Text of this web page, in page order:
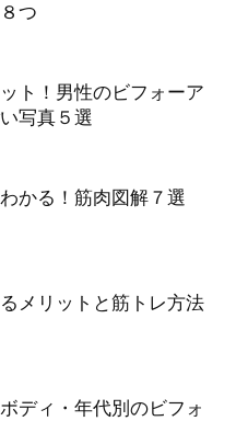
つ
ト！男性のビフォーア
写真５選
かる！筋肉図解７選
メリットと筋トレ方法
ディ・年代別のビフォ